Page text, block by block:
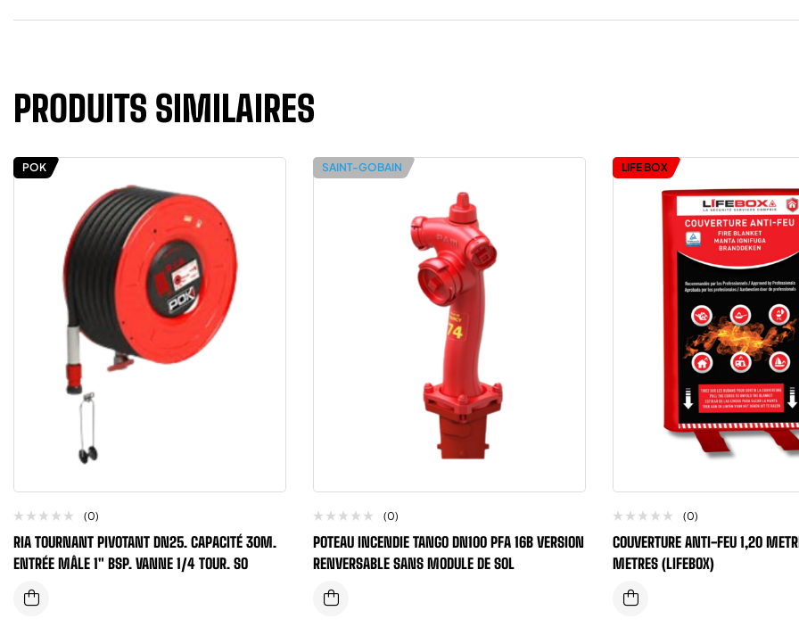
PRODUITS SIMILAIRES
POK
(0)
RIA TOURNANT PIVOTANT DN25. CAPACITÉ 30M.
ENTRÉE MÂLE 1″ BSP. VANNE 1/4 TOUR. SO
SAINT-GOBAIN
(0)
POTEAU INCENDIE TANGO DN100 PFA 16B VERSION
RENVERSABLE SANS MODULE DE SOL
LIFE BOX
(0)
COUVERTURE ANTI-FEU 1,20
METRES (LIFEBOX)